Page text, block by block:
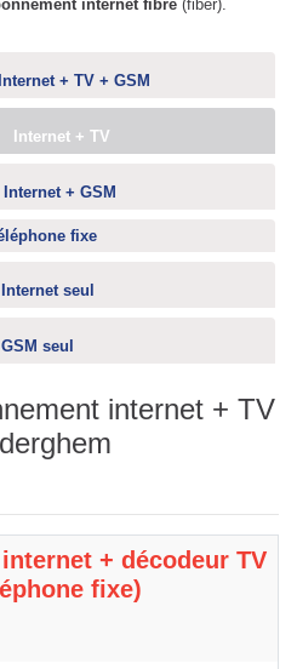
internet fibre (fiber).
Internet + TV + GSM
Internet + TV
Internet + GSM
fixe
Internet seul
GSM seul
internet + TV
+ décodeur TV
fixe)